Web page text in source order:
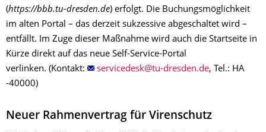
(https://bbb.tu-dresden.de) erfolgt. Die Buchungsmöglichkeit
im alten Portal – das derzeit sukzessive abgeschaltet wird –
entfällt. Im Zuge dieser Maßnahme wird auch die Startseite in
Kürze direkt auf das neue Self-Service-Portal
verlinken. (Kontakt:
, Tel.: HA
-40000)
Neuer Rahmenvertrag für Virenschutz